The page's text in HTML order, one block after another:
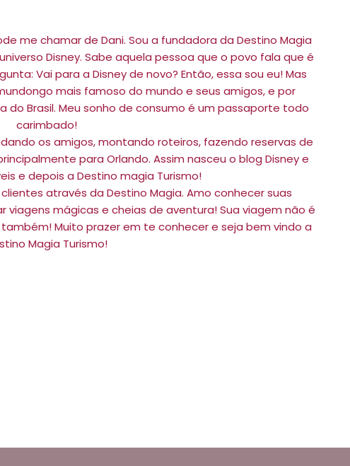
me chamar de Dani. Sou a fundadora da Destino Magia
Disney. Sabe aquela pessoa que o povo fala que é
Vai para a Disney de novo? Então, essa sou eu! Mas
mais famoso do mundo e seus amigos, e por
do Brasil. Meu sonho de consumo é um passaporte todo
carimbado!
os amigos, montando roteiros, fazendo reservas de
para Orlando. Assim nasceu o blog Disney e
e depois a Destino magia Turismo!
através da Destino Magia. Amo conhecer suas
viagens mágicas e cheias de aventura! Sua viagem não é
Muito prazer em te conhecer e seja bem vindo a
Magia Turismo!